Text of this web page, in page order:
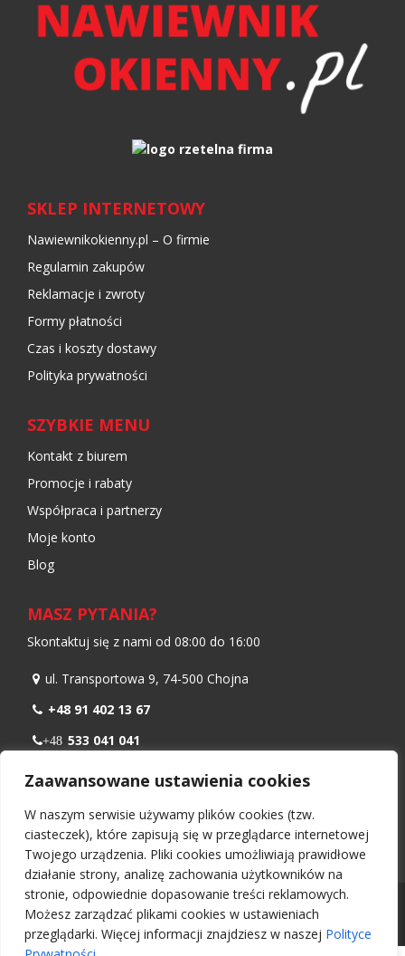
Zaawansowane ustawienia cookies
W naszym serwisie używamy plików cookies (tzw.
ciasteczek), które zapisują się w przeglądarce internetowej
Twojego urządzenia. Pliki cookies umożliwiają prawidłowe
działanie strony, analizę zachowania użytkowników na
stronie, odpowiednie dopasowanie treści reklamowych.
Możesz zarządzać plikami cookies w ustawieniach
przeglądarki. Więcej informacji znajdziesz w naszej Polityce
SKLEP INTERNETOWY
Nawiewnikokienny.pl – O firmie
Regulamin zakupów
Reklamacje i zwroty
Formy płatności
Czas i koszty dostawy
Polityka prywatności
SZYBKIE MENU
Kontakt z biurem
Promocje i rabaty
Współpraca i partnerzy
Moje konto
Blog
MASZ PYTANIA?
Skontaktuj się z nami od 08:00 do 16:00
ul. Transportowa 9, 74-500 Chojna
+48 91 402 13 67
+48 533 041 041
Pn – Pt: 08:00 – 16:00
Wszelkie prawa zastrzeżone 2026 -Nawiewnikokienny.pl
Projekt i wykonanie:UI Ozga Daniel